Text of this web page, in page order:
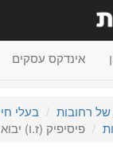
אינדקס עסקים
רחובות
בעלי
פיסיפיק (ז.ו)